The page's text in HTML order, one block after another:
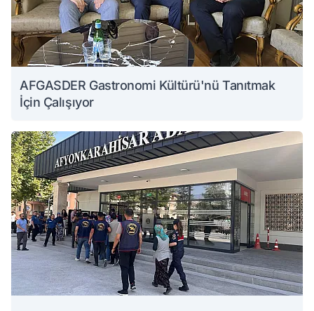
AFGASDER Gastronomi Kültürü'nü Tanıtmak
İçin Çalışıyor